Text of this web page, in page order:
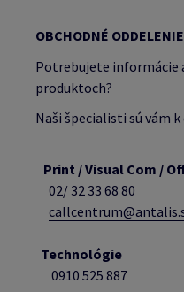
OBCHODNÉ ODDELENIE
Potrebujete informácie
produktoch?
Naši špecialisti sú vám
Print / Visual Com /
02/ 32 33 68 80
Technológie
0910 525 887